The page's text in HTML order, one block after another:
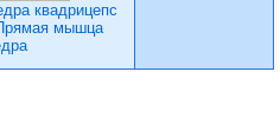
квадрицепс
мышца